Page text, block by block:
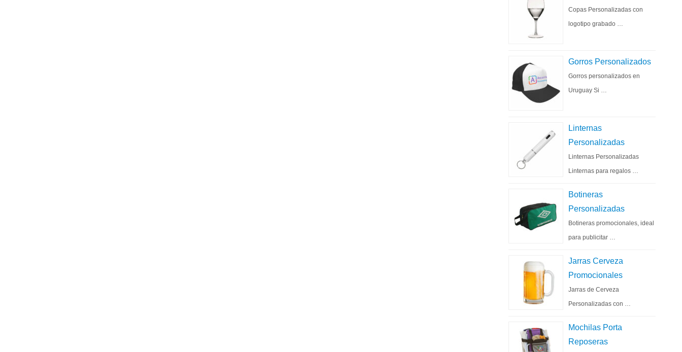
Copas Personalizadas con
logotipo grabado …
Gorros Personalizados
Gorros personalizados en
Uruguay Si …
Linternas
Personalizadas
Linternas Personalizadas
Linternas para regalos …
Botineras
Personalizadas
Botineras promocionales, ideal
para publicitar …
Jarras Cerveza
Promocionales
Jarras de Cerveza
Personalizadas con …
Mochilas Porta
Reposeras